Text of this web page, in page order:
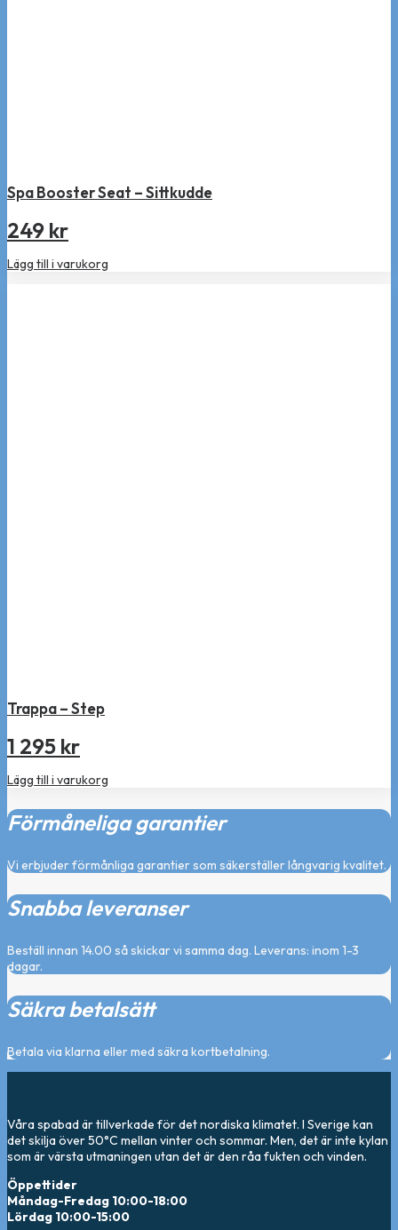
Spa Booster Seat – Sittkudde
249 kr
Lägg till i varukorg
Trappa – Step
1 295 kr
Lägg till i varukorg
Förmåneliga garantier
Vi erbjuder förmånliga garantier som säkerställer långvarig kvalitet.
Snabba leveranser
Beställ innan 14.00 så skickar vi samma dag. Leverans: inom 1-3
dagar.
Säkra betalsätt
Betala via klarna eller med säkra kortbetalning.
Våra spabad är tillverkade för det nordiska klimatet. I Sverige kan
det skilja över 50°C mellan vinter och sommar. Men, det är inte kylan
som är värsta utmaningen utan det är den råa fukten och vinden.
Öppettider
Måndag-Fredag 10:00-18:00
Lördag 10:00-15:00